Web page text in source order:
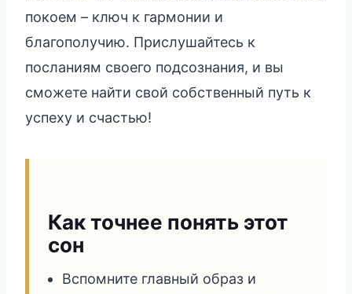
покоем – ключ к гармонии и
благополучию. Прислушайтесь к
посланиям своего подсознания, и вы
сможете найти свой собственный путь к
успеху и счастью!
Как точнее понять этот
сон
Вспомните главный образ и